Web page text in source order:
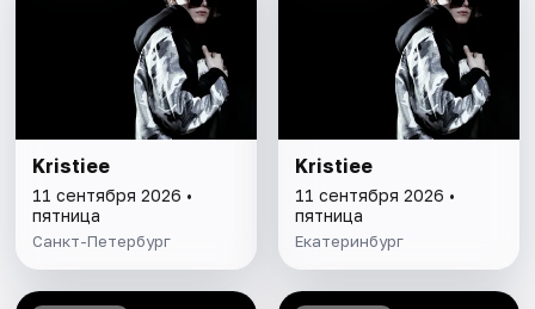
Kristiee
11 сентября 2026 •
пятница
Санкт-Петербург
Kristiee
11 сентября 2026 •
пятница
Екатеринбург